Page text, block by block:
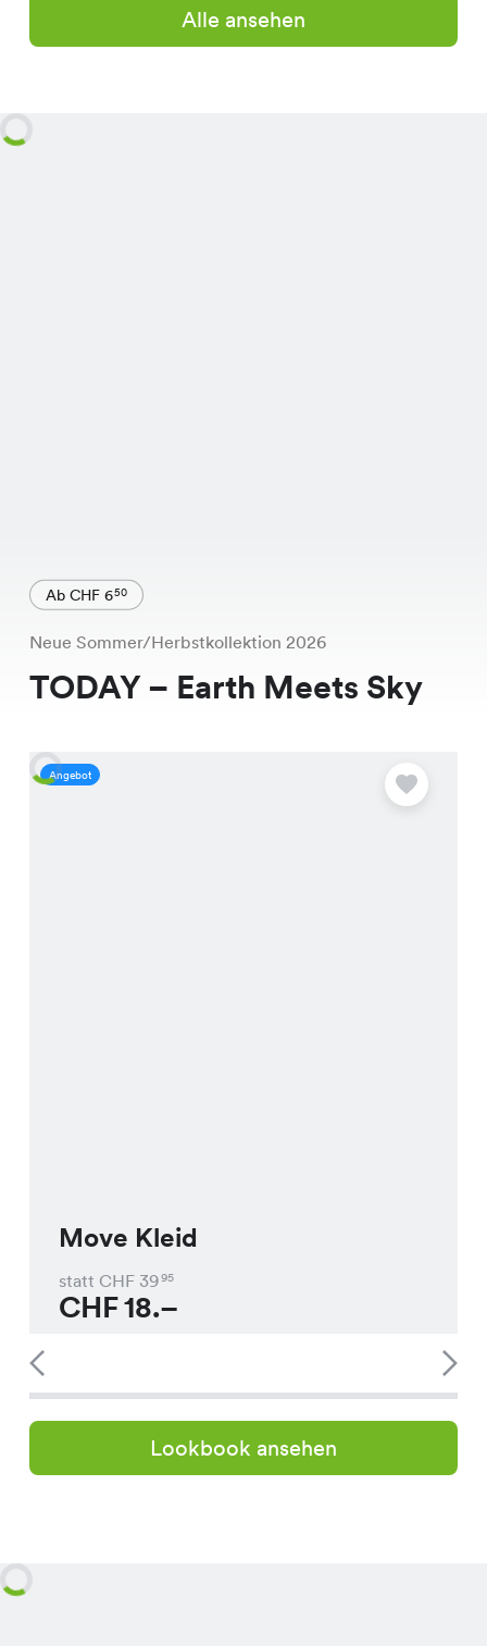
Alle ansehen
Ab CHF 650
Neue Sommer/Herbstkollektion 2026
TODAY – Earth Meets Sky
Angebot
Move Kleid
statt CHF 3995
CHF18.–
Lookbook ansehen